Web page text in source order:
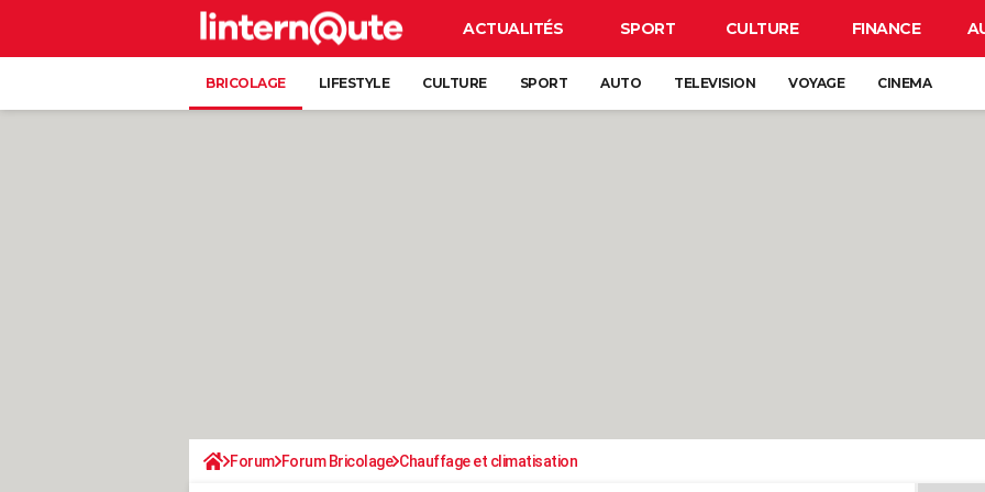
ACTUALITÉS SPORT CULTURE FINANCE
BRICOLAGE LIFESTYLE CULTURE SPORT AUTO TELEVISION VOYAGE CINEMA
Forum Forum Bricolage Chauffage et climatisation